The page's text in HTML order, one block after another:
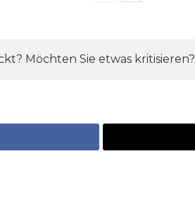
Möchten Sie etwas kritisieren?